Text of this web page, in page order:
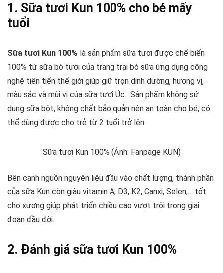
1. Sữa tươi Kun 100% cho bé mấy
tuổi
Sữa tươi Kun 100% là sản phẩm sữa tươi được chế biến
100% từ sữa bò tươi của trang trại bò sữa ứng dụng công
nghệ tiên tiến thế giới giúp giữ trọn dinh dưỡng, hương vị,
màu sắc và mùi vị của sữa tươi Úc. Sản phẩm không sử
dụng sữa bột, không chất bảo quản nên an toàn cho bé, có
thể dùng được cho trẻ từ 2 tuổi trở lên.
Sữa tươi Kun 100% (Ảnh: Fanpage KUN)
Bên cạnh nguồn nguyên liệu đầu vào chất lượng, thành phần
của sữa Kun còn giàu vitamin A, D3, K2, Canxi, Selen,… tốt
cho xương giúp phát triển chiều cao vượt trội trong giai
đoạn đầu đời.
2. Đánh giá sữa tươi Kun 100%